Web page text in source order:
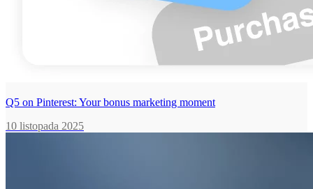
Q5 on Pinterest: Your bonus marketing moment
10 listopada 2025